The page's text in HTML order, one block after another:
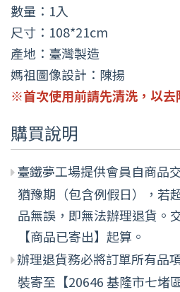
數量：1入
尺寸：108*21cm
產地：臺灣製造
媽祖圖像設計：陳揚
※首次使用前請先清洗，以去
購買說明
臺鐵夢工場提供會員自商品
猶豫期（包含例假日），若
品無誤，即無法辦理退貨。
【商品已寄出】起算。
辦理退貨務必將訂單所有品
裝寄至【20646 基隆市七堵